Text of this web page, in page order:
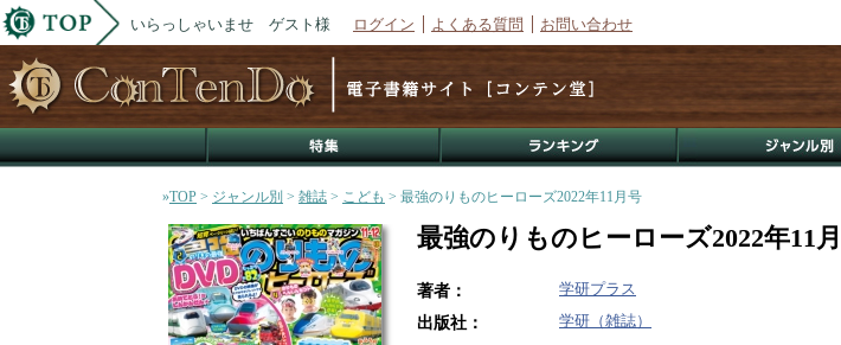
いらっしゃいませ ゲスト様 ログイン よくある質問 お問い合わせ
»TOP > ジャンル別 > 雑誌 > こども > 最強のりものヒーローズ2022年11月号
最強のりものヒーローズ2022年11
著者： 学研プラス
出版社： 学研（雑誌）